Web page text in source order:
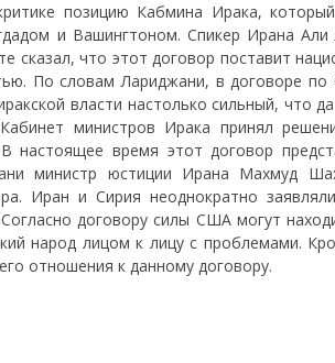
позицию Кабмина Ирака,
и Вашингтоном. Спикер Ирана
сказал, что этот договор поставит
По словам Лариджани, в договоре
власти настолько сильный, что
министров Ирака принял
настоящее время этот договор
министр юстиции Ирана Махмуд
Иран и Сирия неоднократно
договору силы США могут
народ лицом к лицу с проблемами.
отношения к данному договору.